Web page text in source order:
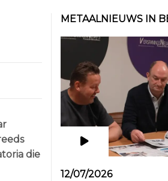
die
METAALNIEUWS IN
12/07/2026